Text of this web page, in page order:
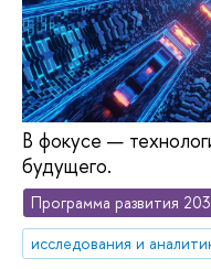
В фокусе —
будущего.
Программа развития
исследования и